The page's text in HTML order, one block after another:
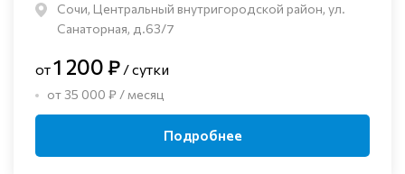
Сочи, Центральный внутригородской район, ул.
Санаторная, д.63/7
от1 200 ₽ / сутки
от 35 000 ₽ / месяц
Подробнее